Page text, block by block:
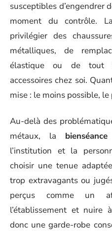
susceptibles d’engendrer
moment du contrôle.
privilégier des
métalliques, de
élastique ou de tout
accessoires chez soi.
mise : le moins possible,
Au-delà des
métaux, la bienséance
l’institution et la
choisir une tenue
trop extravagants ou
perçus comme un
l’établissement et nuire
donc une garde-robe